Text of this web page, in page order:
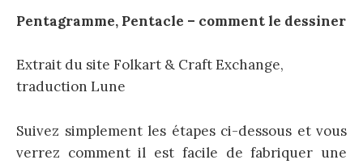
Pentagramme, Pentacle – comment le dessiner
Extrait du site Folkart & Craft Exchange,
traduction Lune
Suivez simplement les étapes ci-dessous et vous
verrez comment il est facile de fabriquer une